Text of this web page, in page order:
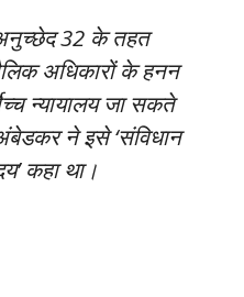
32 के तहत
अधिकारों के हनन
न्यायालय जा सकते
ने इसे ‘संविधान
कहा था।